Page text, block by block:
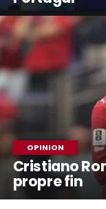
OPINION
Cristiano
propre fin